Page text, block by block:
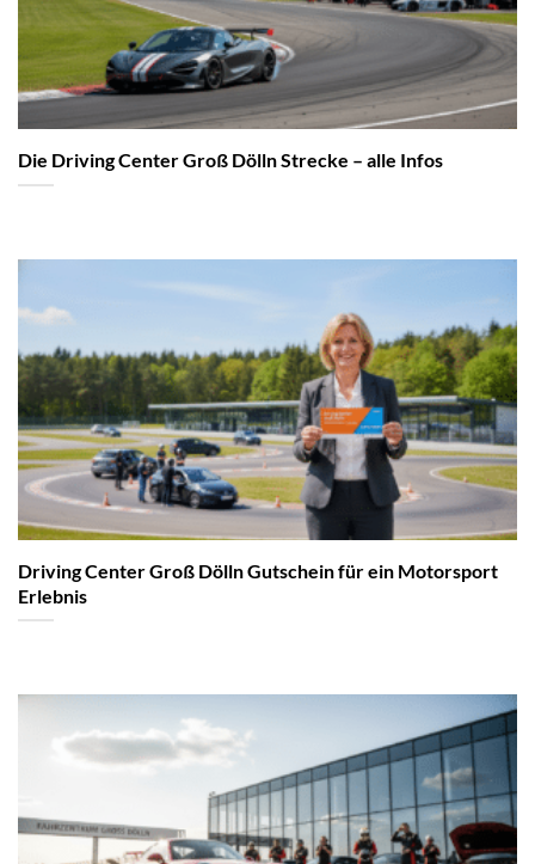
Die Driving Center Groß Dölln Strecke – alle Infos
Driving Center Groß Dölln Gutschein für ein Motorsport
Erlebnis